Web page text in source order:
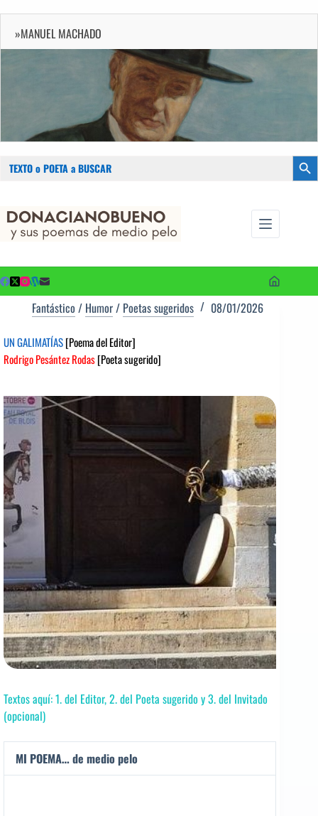
»MANUEL MACHADO
contenido
Fantástico / Humor/ Poetas sugeridos 08/01/2026
UN GALIMATÍAS[Poema del Editor]
Rodrigo Pesántez Rodas[Poeta sugerido]
Textos aquí: 1. del Editor, 2. del Poeta sugerido y 3. del Invitado
(opcional)
MI POEMA… de medio pelo